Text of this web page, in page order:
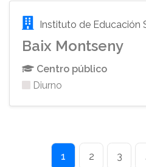
Instituto de Educación
Baix Montseny
Centro público
Diurno
1 2 3